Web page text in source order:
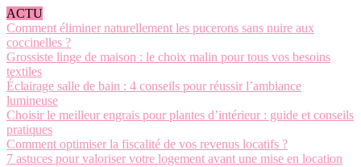
ACTU
Comment éliminer naturellement les pucerons sans nuire aux
coccinelles ?
Grossiste linge de maison : le choix malin pour tous vos besoins
textiles
Éclairage salle de bain : 4 conseils pour réussir l’ambiance
lumineuse
Choisir le meilleur engrais pour plantes d’intérieur : guide et conseils
pratiques
Comment optimiser la fiscalité de vos revenus locatifs ?
7 astuces pour valoriser votre logement avant une mise en location